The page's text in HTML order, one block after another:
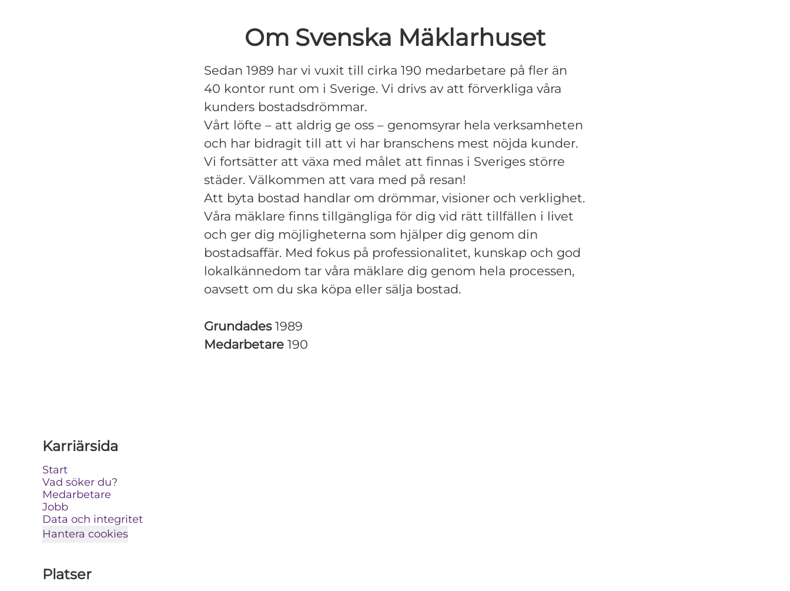
Om Svenska Mäklarhuset
Sedan 1989 har vi vuxit till cirka 190 medarbetare på fler än
40 kontor runt om i Sverige. Vi drivs av att förverkliga våra
kunders bostadsdrömmar.
Vårt löfte – att aldrig ge oss – genomsyrar hela verksamheten
och har bidragit till att vi har branschens mest nöjda kunder.
Vi fortsätter att växa med målet att finnas i Sveriges större
städer. Välkommen att vara med på resan!
Att byta bostad handlar om drömmar, visioner och verklighet.
Våra mäklare finns tillgängliga för dig vid rätt tillfällen i livet
och ger dig möjligheterna som hjälper dig genom din
bostadsaffär. Med fokus på professionalitet, kunskap och god
lokalkännedom tar våra mäklare dig genom hela processen,
oavsett om du ska köpa eller sälja bostad.
Grundades 1989
Medarbetare 190
Karriärsida
Start
Vad söker du?
Medarbetare
Jobb
Data och integritet
Hantera cookies
Platser